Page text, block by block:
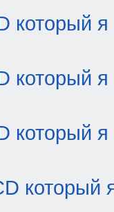
который я
который я
который я
который